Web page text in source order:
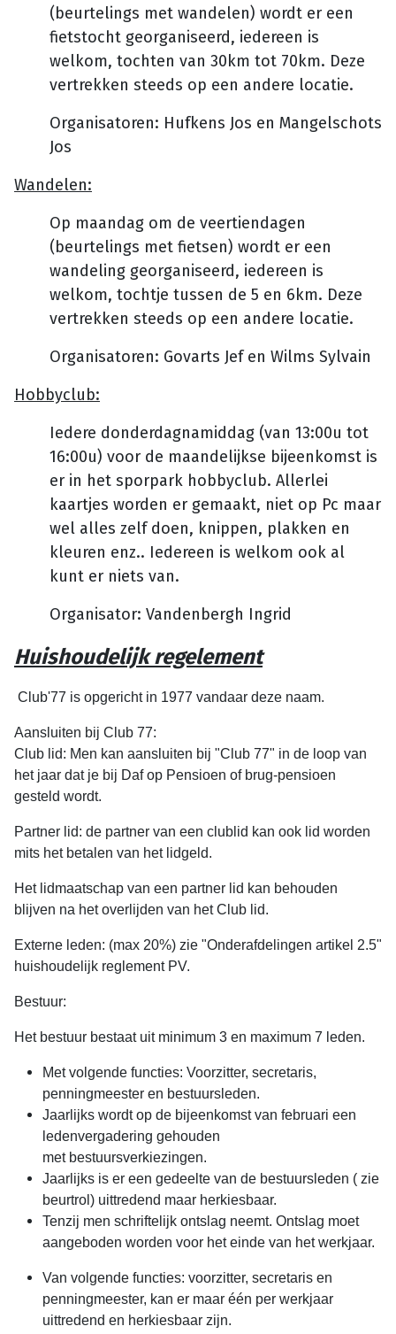
(beurtelings met wandelen) wordt er een
fietstocht georganiseerd, iedereen is
welkom, tochten van 30km tot 70km. Deze
vertrekken steeds op een andere locatie.
Organisatoren: Hufkens Jos en Mangelschots
Jos
Wandelen:
Op maandag om de veertiendagen
(beurtelings met fietsen) wordt er een
wandeling georganiseerd, iedereen is
welkom, tochtje tussen de 5 en 6km. Deze
vertrekken steeds op een andere locatie.
Organisatoren: Govarts Jef en Wilms Sylvain
Hobbyclub:
Iedere donderdagnamiddag (van 13:00u tot
16:00u) voor de maandelijkse bijeenkomst is
er in het sporpark hobbyclub. Allerlei
kaartjes worden er gemaakt, niet op Pc maar
wel alles zelf doen, knippen, plakken en
kleuren enz.. Iedereen is welkom ook al
kunt er niets van.
Organisator: Vandenbergh Ingrid
Huishoudelijk regelement
Club'77 is opgericht in 1977 vandaar deze naam.
Aansluiten bij Club 77:
Club lid: Men kan aansluiten bij "Club 77" in de loop van
het jaar dat je bij Daf op Pensioen of brug-pensioen
gesteld wordt.
Partner lid: de partner van een clublid kan ook lid worden
mits het betalen van het lidgeld.
Het lidmaatschap van een partner lid kan behouden
blijven na het overlijden van het Club lid.
Externe leden: (max 20%) zie "Onderafdelingen artikel 2.5"
huishoudelijk reglement PV.
Bestuur:
Het bestuur bestaat uit minimum 3 en maximum 7 leden.
Met volgende functies: Voorzitter, secretaris,
penningmeester en bestuursleden.
Jaarlijks wordt op de bijeenkomst van februari een
ledenvergadering gehouden
met bestuursverkiezingen.
Jaarlijks is er een gedeelte van de bestuursleden ( zie
beurtrol) uittredend maar herkiesbaar.
Tenzij men schriftelijk ontslag neemt. Ontslag moet
aangeboden worden voor het einde van het werkjaar.
Van volgende functies: voorzitter, secretaris en
penningmeester, kan er maar één per werkjaar
uittredend en herkiesbaar zijn.